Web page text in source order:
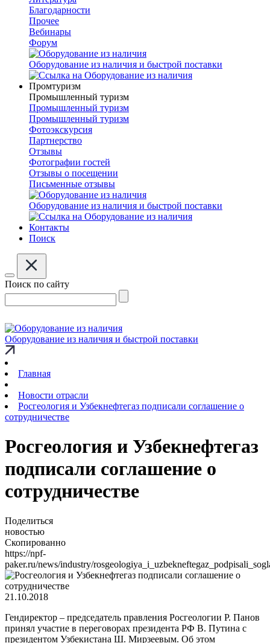
Благодарности
Прочее
Вебинары
Форум
Оборудование из наличия и быстрой поставки
Промтуризм
Промышленный туризм
Промышленный туризм
Промышленный туризм
Фотоэкскурсия
Партнерство
Отзывы
Фотографии гостей
Отзывы о посещении
Письменные отзывы
Оборудование из наличия и быстрой поставки
Контакты
Поиск
Поиск по сайту
Оборудование из наличия и быстрой поставки
Главная
Новости отрасли
Росгеология и Узбекнефтегаз подписали соглашение о
сотрудничестве
Росгеология и Узбекнефтегаз
подписали соглашение о
сотрудничестве
Поделиться
новостью
Скопированно
https://npf-
paker.ru/news/industry/
21.10.2018
Гендиректор – председатель правления Росгеологии Р. Панов
принял участие в переговорах президента РФ В. Путина с
президентом Узбекистана Ш. Мирзеевым. Об этом